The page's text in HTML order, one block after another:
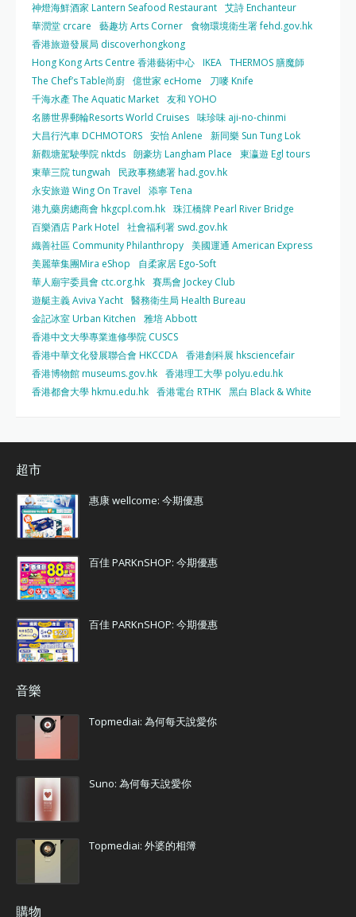
神燈海鮮酒家 Lantern Seafood Restaurant 艾詩 Enchanteur
華潤堂 crcare
藝趣坊 Arts Corner 食物環境衛生署 fehd.gov.hk
香港旅遊發展局 discoverhongkong
Hong Kong Arts Centre 香港藝術中心 IKEA THERMOS 膳魔師
The Chef’s Table尚廚 億世家 ecHome
刀嘜 Knife
千海水產 The Aquatic Market 友和 YOHO
名勝世界郵輪Resorts World Cruises 味珍味 aji-no-chinmi
大昌行汽車 DCHMOTORS 安怡 Anlene
新同樂 Sun Tung Lok
新觀塘駕駛學院 nktds 朗豪坊 Langham Place
東瀛遊 Egl tours
東華三院 tungwah
民政事務總署 had.gov.hk
永安旅遊 Wing On Travel
添寧 Tena
港九藥房總商會 hkgcpl.com.hk 珠江橋牌 Pearl River Bridge
百樂酒店 Park Hotel
社會福利署 swd.gov.hk
織善社區 Community Philanthropy 美國運通 American Express
美麗華集團Mira eShop
自柔家居 Ego-Soft
華人廟宇委員會 ctc.org.hk 賽馬會 Jockey Club
遊艇主義 Aviva Yacht 醫務衛生局 Health Bureau
金記冰室 Urban Kitchen
雅培 Abbott
香港中文大學專業進修學院 CUSCS
香港中華文化發展聯合會 HKCCDA 香港創科展 hksciencefair
香港博物館 museums.gov.hk 香港理工大學 polyu.edu.hk
香港都會大學 hkmu.edu.hk 香港電台 RTHK 黑白 Black & White
超市
惠康 wellcome: 今期優惠
百佳 PARKnSHOP: 今期優惠
百佳 PARKnSHOP: 今期優惠
音樂
Topmediai: 為何每天說愛你
Suno: 為何每天說愛你
Topmediai: 外婆的相簿
購物